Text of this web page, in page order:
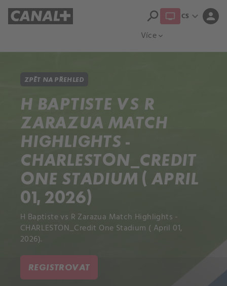
Více expand_more
search CS expand_more person
ZPĚT NA PŘEHLED
H BAPTISTE VS R
ZARAZUA MATCH
HIGHLIGHTS -
CHARLESTON_CREDIT
ONE STADIUM ( APRIL
01, 2026)
H Baptiste vs R Zarazua Match Highlights -
CHARLESTON_Credit One Stadium ( April 01,
2026).
REGISTROVAT